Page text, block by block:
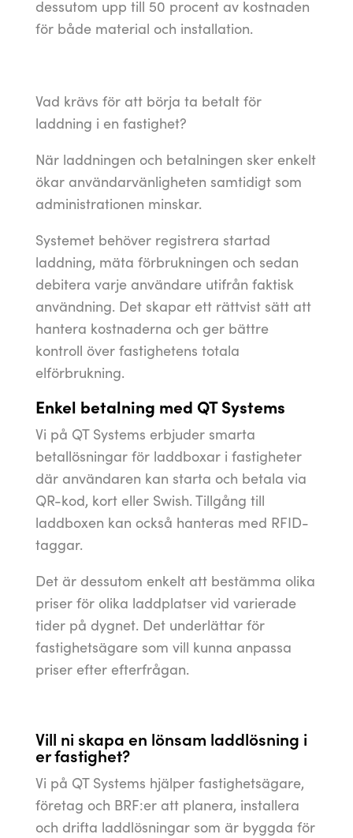
dessutom upp till 50 procent av kostnaden
för både material och installation.
Vad krävs för att börja ta betalt för
laddning i en fastighet?
När laddningen och betalningen sker enkelt
ökar användarvänligheten samtidigt som
administrationen minskar.
Systemet behöver registrera startad
laddning, mäta förbrukningen och sedan
debitera varje användare utifrån faktisk
användning. Det skapar ett rättvist sätt att
hantera kostnaderna och ger bättre
kontroll över fastighetens totala
elförbrukning.
Enkel betalning med QT Systems
Vi på QT Systems erbjuder smarta
betallösningar för laddboxar i fastigheter
där användaren kan starta och betala via
QR-kod, kort eller Swish. Tillgång till
laddboxen kan också hanteras med RFID-
taggar.
Det är dessutom enkelt att bestämma olika
priser för olika laddplatser vid varierade
tider på dygnet. Det underlättar för
fastighetsägare som vill kunna anpassa
priser efter efterfrågan.
Vill ni skapa en lönsam laddlösning i
er fastighet?
Vi på QT Systems hjälper fastighetsägare,
företag och BRF:er att planera, installera
och drifta laddlösningar som är byggda för